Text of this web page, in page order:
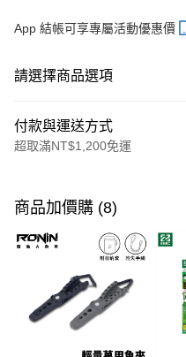
App 結帳可享專屬活動優惠價
請選擇商品選項
付款與運送方式
超取滿NT$1,200免運
信用卡一次付款
信用卡分期付款
合作金庫商業銀行
華南商業銀行
上海商業儲蓄銀行
國泰世華商業銀行
超商取貨付款
Apple Pay
商品加價購 (8)